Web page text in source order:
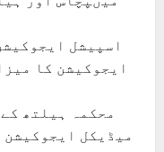
اسپیشل
ایجوکیشن کا
محکمہ ہیلتھ
میڈیکل